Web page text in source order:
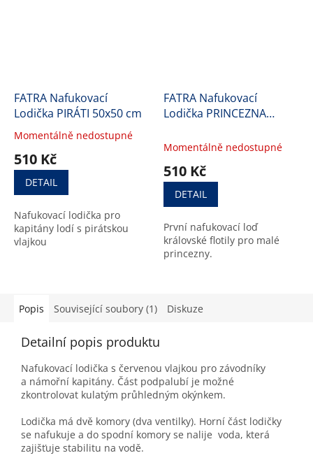
FATRA Nafukovací
Lodička PIRÁTI 50x50 cm
Průměrné
produktu
5,0
5
hvězdiček.
Momentálně nedostupné
510 Kč
DETAIL
Nafukovací lodička pro
kapitány lodí s pirátskou
vlajkou
FATRA Nafukovací
Lodička PRINCEZNA
Momentálně nedostupné
510 Kč
DETAIL
První nafukovací loď
královské flotily pro malé
princezny.
Popis Související soubory (1) Diskuze
Detailní popis produktu
Nafukovací lodička s červenou vlajkou pro závodníky
a námořní kapitány. Část podpalubí je možné
zkontrolovat kulatým průhledným okýnkem.
Lodička má dvě komory (dva ventilky). Horní část lodičky
se nafukuje a do spodní komory se nalije voda, která
zajišťuje stabilitu na vodě.